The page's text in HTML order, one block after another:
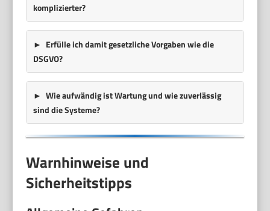
komplizierter?
Erfülle ich damit gesetzliche Vorgaben wie die
DSGVO?
Wie aufwändig ist Wartung und wie zuverlässig
sind die Systeme?
Warnhinweise und
Sicherheitstipps